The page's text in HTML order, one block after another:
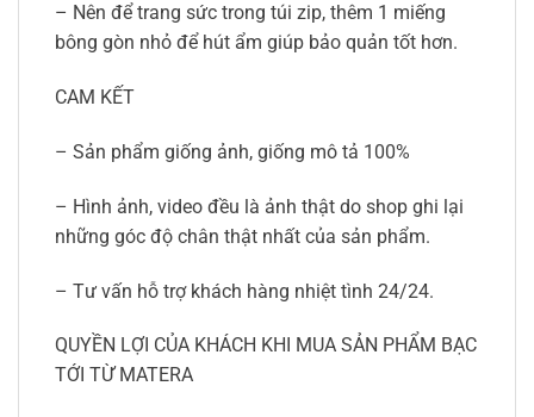
– Nên để trang sức trong túi zip, thêm 1 miếng
bông gòn nhỏ để hút ẩm giúp bảo quản tốt hơn.
CAM KẾT
– Sản phẩm giống ảnh, giống mô tả 100%
– Hình ảnh, video đều là ảnh thật do shop ghi lại
những góc độ chân thật nhất của sản phẩm.
– Tư vấn hỗ trợ khách hàng nhiệt tình 24/24.
QUYỀN LỢI CỦA KHÁCH KHI MUA SẢN PHẨM BẠC
TỚI TỪ MATERA